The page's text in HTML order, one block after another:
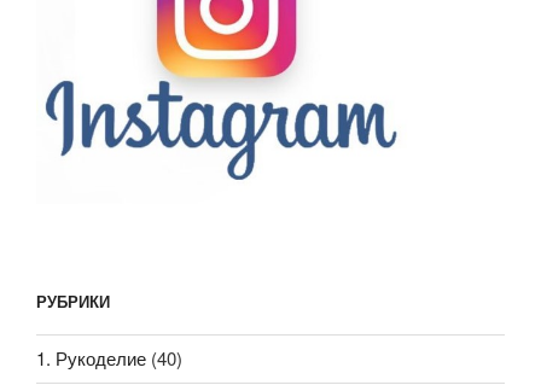
РУБРИКИ
1. Рукоделие (40)